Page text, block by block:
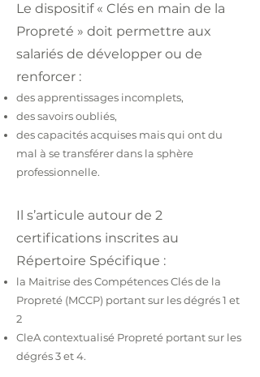
Le dispositif « Clés en main de la
Propreté » doit permettre aux
salariés de développer ou de
renforcer :
des apprentissages incomplets,
des savoirs oubliés,
des capacités acquises mais qui ont du
mal à se transférer dans la sphère
professionnelle.
Il s’articule autour de 2
certifications inscrites au
Répertoire Spécifique :
la Maitrise des Compétences Clés de la
Propreté (MCCP) portant sur les dégrés 1 et
2
CleA contextualisé Propreté portant sur les
dégrés 3 et 4.